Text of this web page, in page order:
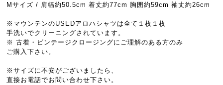
Mサイズ / 肩幅約50.5cm 着丈約77cm 胸囲約59cm 袖丈約26cm
※マウンテンのUSEDアロハシャツは全て１枚１枚
手洗いでクリーニングされています。
※ 古着・ビンテージクロージングにご理解のある方のみ
ご購入下さい。
※サイズに不安がございましたら、
直接お電話でお問い合わせ下さい。